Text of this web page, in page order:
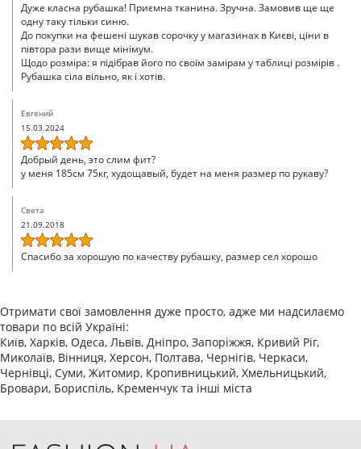
Дуже класна рубашка! Приємна тканина. Зручна. Замовив ще ще
одну таку тільки синю.
До покупки на фешені шукав сорочку у магазинах в Києві, ціни в
півтора рази вище мінімум.
Щодо розміра: я підібрав його по своїм замірам у таблиці розмірів .
Рубашка сіла вільно, як і хотів.
Евгений
15.03.2024
Добрый день, это слим фит?
у меня 185см 75кг, худощавый, будет на меня размер по рукаву?
Света
21.09.2018
Спасибо за хорошую по качеству рубашку, размер сел хорошо
Отримати свої замовлення дуже просто, адже ми надсилаємо
товари по всій Україні:
Київ, Харків, Одеса, Львів, Дніпро, Запоріжжя, Кривий Ріг,
Миколаїв, Вінниця, Херсон, Полтава, Чернігів, Черкаси,
Чернівці, Суми, Житомир, Кропивницький, Хмельницький,
Бровари, Бориспіль, Кременчук та інші міста